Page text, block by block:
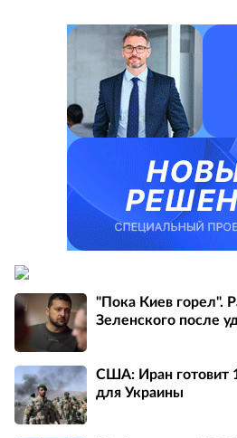
"Пока Киев горел".
Зеленского после
США: Иран готовит
для Украины